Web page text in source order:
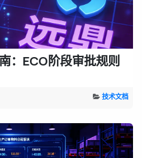
：ECO阶段审批规则
技术文档